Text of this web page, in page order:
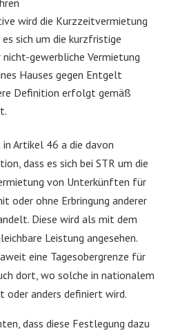
wird die Kurzzeitvermietung
sich um die kurzfristige
gewerbliche Vermietung
Hauses gegen Entgelt
Definition erfolgt gemäß
Artikel 46 a die davon
dass es sich bei STR um die
von Unterkünften für
oder ohne Erbringung anderer
Diese wird als mit dem
Leistung angesehen.
eine Tagesobergrenze für
dort, wo solche in nationalem
oder anders definiert wird.
dass diese Festlegung dazu